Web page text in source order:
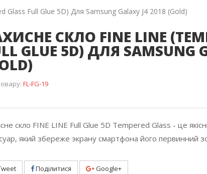
Glass Full Glue 5D) Для Samsung Galaxy J4 2018 (gold)
СКЛО FINE LINE
GLUE 5D) ДЛЯ SAMSUNG
FL-FG-19
скло FINE LINE Full Glue 5D Tempered Glass - це
який збереже экрану смартфона його первинний
Поділитися Google+